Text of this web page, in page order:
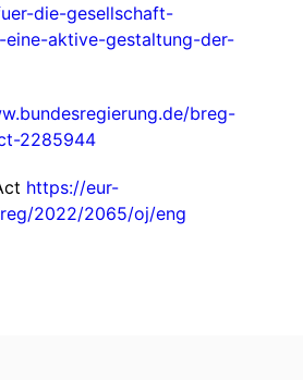
die-gesellschaft-
eine-aktive-gestaltung-der-
breg-
2285944
https://eur-
2022/2065/oj/eng